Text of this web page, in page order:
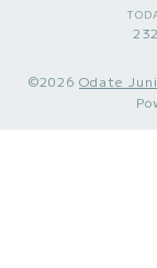
232
©2026 Odate